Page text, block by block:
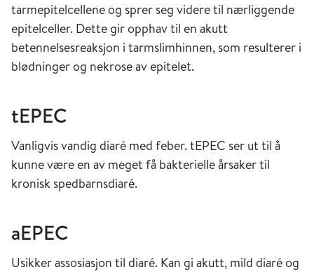
tarmepitelcellene og sprer seg videre til nærliggende
epitelceller. Dette gir opphav til en akutt
betennelsesreaksjon i tarmslimhinnen, som resulterer i
blødninger og nekrose av epitelet.
tEPEC
Vanligvis vandig diaré med feber. tEPEC ser ut til å
kunne være en av meget få bakterielle årsaker til
kronisk spedbarnsdiaré.
aEPEC
Usikker assosiasjon til diaré. Kan gi akutt, mild diaré og